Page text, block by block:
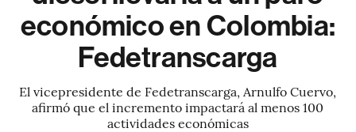
económico en Colombia:
Fedetranscarga
El vicepresidente de Fedetranscarga, Arnulfo Cuervo,
afirmó que el incremento impactará al menos 100
actividades económicas